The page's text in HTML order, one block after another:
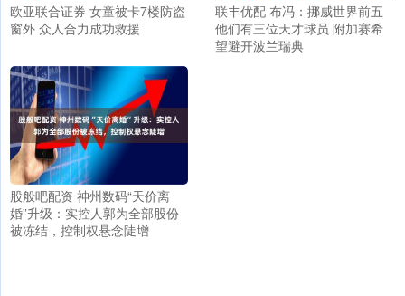
欧亚联合证券 女童被卡7楼防盗
窗外 众人合力成功救援
联丰优配 布冯：挪威世界前五
他们有三位天才球员 附加赛希
望避开波兰瑞典
股般吧配资 神州数码“天价离
婚”升级：实控人郭为全部股份
被冻结，控制权悬念陡增